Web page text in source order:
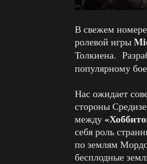
В свежем
ролевой игры
Толкиена.
популярному
Нас ожидает
стороны
между
себя роль
по землям
бесплодные